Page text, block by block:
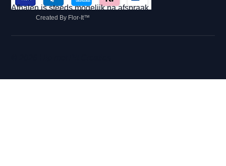
Afhalen is steeds mogelijk na afspraak.
Created By Flor-It™